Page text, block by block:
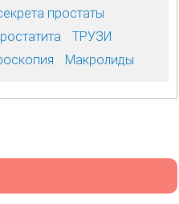
простаты
ТРУЗИ
Макролиды